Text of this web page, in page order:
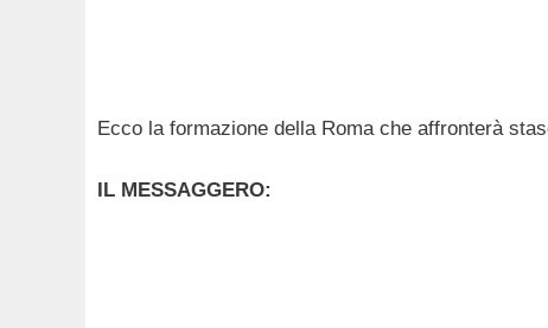
Ecco la formazione della Roma che affronterà
IL MESSAGGERO: